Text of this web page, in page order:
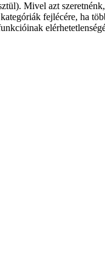
Mivel azt
fejlécére, ha